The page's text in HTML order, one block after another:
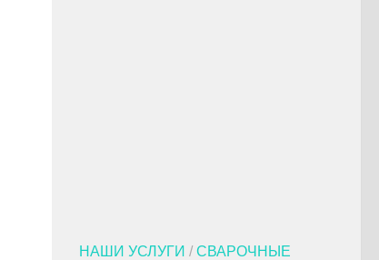
НАШИ УСЛУГИ / СВАРОЧНЫЕ